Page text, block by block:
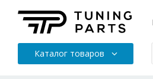
Каталог товаров